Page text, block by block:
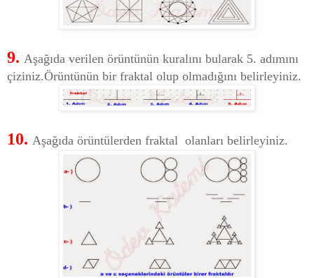
9. Aşağıda verilen örüntünün kuralını bularak 5. adımını
çiziniz.Örüntünün bir fraktal olup olmadığını belirleyiniz.
10. Aşağıda örüntülerden fraktal olanları belirleyiniz.